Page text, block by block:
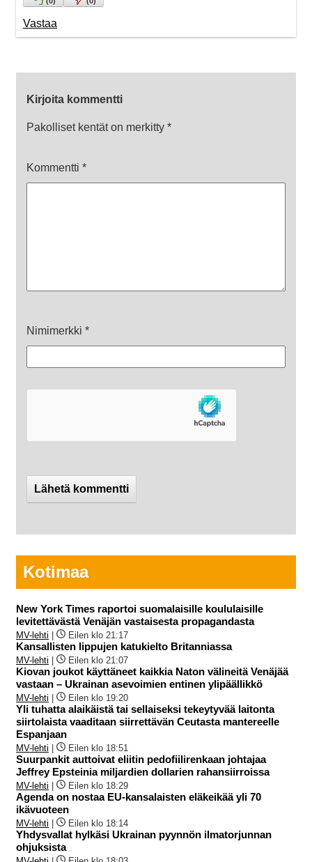
Vastaa
Kirjoita kommentti
Pakolliset kentät on merkitty *
Kommentti *
Nimimerkki *
Kotimaa
New York Times raportoi suomalaisille koululaisille
levitettävästä Venäjän vastaisesta propagandasta
MV-lehti | Eilen klo 21:17
Kansallisten lippujen katukielto Britanniassa
MV-lehti | Eilen klo 21:07
Kiovan joukot käyttäneet kaikkia Naton välineitä Venäjää
vastaan – Ukrainan asevoimien entinen ylipäällikkö
MV-lehti | Eilen klo 19:20
Yli tuhatta alaikäistä tai sellaiseksi tekeytyvää laitonta
siirtolaista vaaditaan siirrettävän Ceutasta mantereelle
Espanjaan
MV-lehti | Eilen klo 18:51
Suurpankit auttoivat eliitin pedofiilirenkaan johtajaa
Jeffrey Epsteinia miljardien dollarien rahansiirroissa
MV-lehti | Eilen klo 18:29
Agenda on nostaa EU-kansalaisten eläkeikää yli 70
ikävuoteen
MV-lehti | Eilen klo 18:14
Yhdysvallat hylkäsi Ukrainan pyynnön ilmatorjunnan
ohjuksista